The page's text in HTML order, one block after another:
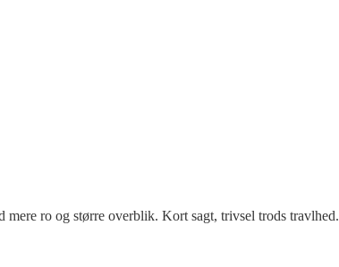
ro og større overblik. Kort sagt, trivsel trods travlhed.